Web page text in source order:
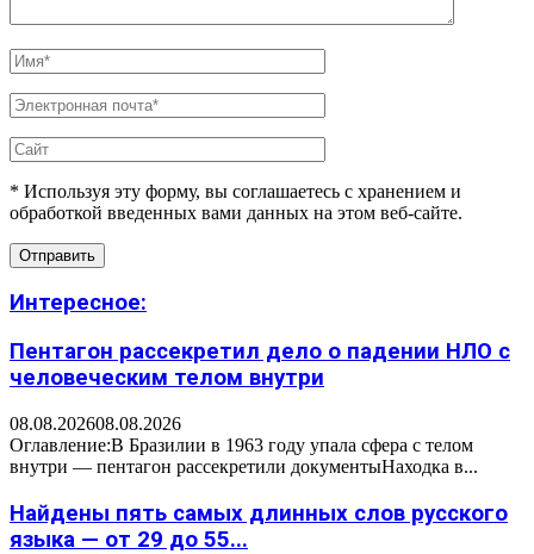
* Используя эту форму, вы соглашаетесь с хранением и
обработкой введенных вами данных на этом веб-сайте.
Интересное:
Пентагон рассекретил дело о падении НЛО с
человеческим телом внутри
08.08.202608.08.2026
Оглавление:В Бразилии в 1963 году упала сфера с телом
внутри — пентагон рассекретили документыНаходка в...
Найдены пять самых длинных слов русского
языка — от 29 до 55...